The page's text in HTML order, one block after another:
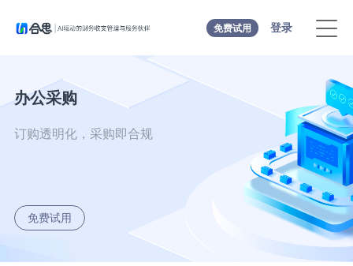
免费试用 登录
办公采购
订购透明化，采购即合规
免费试用